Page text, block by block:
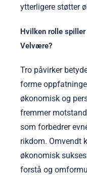
ytterligere støtter
Hvilken rolle
Velvære?
Tro påvirker
forme
økonomisk og
fremmer
som forbedrer
rikdom. Omvendt
økonomisk
forstå og